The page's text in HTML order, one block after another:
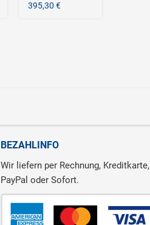
395,30 €
BEZAHLINFO
Wir liefern per Rechnung, Kreditkarte,
PayPal oder Sofort.